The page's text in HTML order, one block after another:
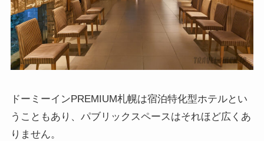
ドーミーインPREMIUM札幌は宿泊特化型ホテルとい
うこともあり、パブリックスペースはそれほど広くあ
りません。